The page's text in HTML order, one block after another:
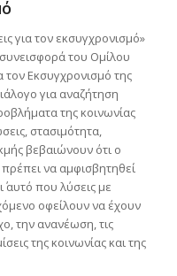
για τον εκσυγχρονισμό»
συνεισφορά του Ομίλου
Εκσυγχρονισμό της
για αναζήτηση
της κοινωνίας
στασιμότητα,
βεβαιώνουν ότι ο
να αμφισβητηθεί
αυτό που λύσεις με
οφείλουν να έχουν
την ανανέωση, τις
της κοινωνίας και της